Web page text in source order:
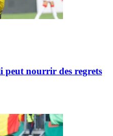
peut nourrir des regrets